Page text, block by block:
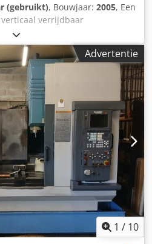
(gebruikt), Bouwjaar: 2005, Een
verrijdbaar
is beschikbaar.
510mm/510mm, tafelmaten
tafelbelasting: 800kg,
gereedschaphouder: SK40,
snelverplaatsing: 36m/min.
3300mm/2900mm/2800mm,
Mazatrol 640 M. De spil
aanwezig.
Chsdpfx Agezf Nccs Aoa
Advertentie
1 / 10